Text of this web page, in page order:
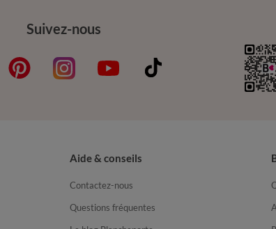
Suivez-nous
Aide & conseils
Contactez-nous
Questions fréquentes